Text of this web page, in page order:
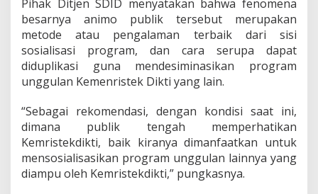
Pihak Ditjen SDID menyatakan bahwa fenomena
besarnya animo publik tersebut merupakan
metode atau pengalaman terbaik dari sisi
sosialisasi program, dan cara serupa dapat
diduplikasi guna mendesiminasikan program
unggulan Kemenristek Dikti yang lain.
“Sebagai rekomendasi, dengan kondisi saat ini,
dimana publik tengah memperhatikan
Kemristekdikti, baik kiranya dimanfaatkan untuk
mensosialisasikan program unggulan lainnya yang
diampu oleh Kemristekdikti,” pungkasnya.